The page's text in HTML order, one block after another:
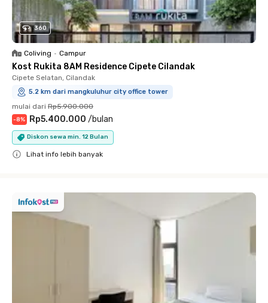
360
Coliving • Campur
Kost Rukita 8AM Residence Cipete Cilandak
Cipete Selatan, Cilandak
5.2 km dari mangkuluhur city office tower
mulai dari Rp5.900.000
-8% Rp5.400.000 /bulan
Diskon sewa min. 12 Bulan
Lihat info lebih banyak